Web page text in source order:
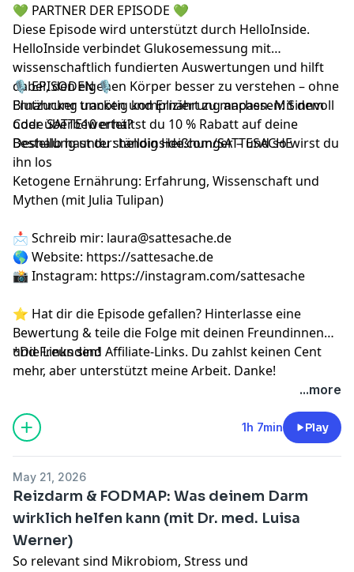
💚 PARTNER DER EPISODE 💚
Diese Episode wird unterstützt durch HelloInside.
HelloInside verbindet Glukosemessung mit
wissenschaftlich fundierten Auswertungen und hilft
dabei, den eigenen Körper besser zu verstehen – ohne
Ernährung unnötig kompliziert zu machen. Mit dem
Code SATTE10 erhältst du 10 % Rabatt auf deine
Bestellung unter: helloinside.com/SATTESACHE
🎙️ EPISODEN 🎙️
Blutzucker tracken und Ernährung anpassen: Sinnvoll
oder überbewertet?
Deshalb hast du ständig Heißhunger – und so wirst du
ihn los
Ketogene Ernährung: Erfahrung, Wissenschaft und
Mythen (mit Julia Tulipan)
📩 Schreib mir: laura@sattesache.de
🌎 Website: https://sattesache.de
📸 Instagram: https://instagram.com/sattesache
⭐️ Hat dir die Episode gefallen? Hinterlasse eine
Bewertung & teile die Folge mit deinen Freundinnen
und Freunden!
*Die Links sind Affiliate-Links. Du zahlst keinen Cent
mehr, aber unterstützt meine Arbeit. Danke!
...more
1h 7min Play
May 21, 2026
Reizdarm & FODMAP: Was deinem Darm
wirklich helfen kann (mit Dr. med. Luisa
Werner)
So relevant sind Mikrobiom, Stress und